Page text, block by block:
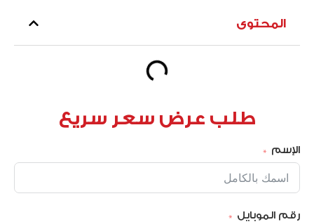
المحتوى
طلب عرض سعر سريع
الإسم
رقم الموبايل